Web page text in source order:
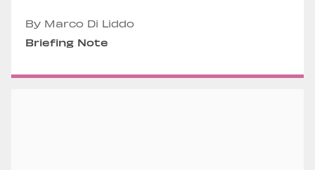
By Marco Di Liddo
Briefing Note